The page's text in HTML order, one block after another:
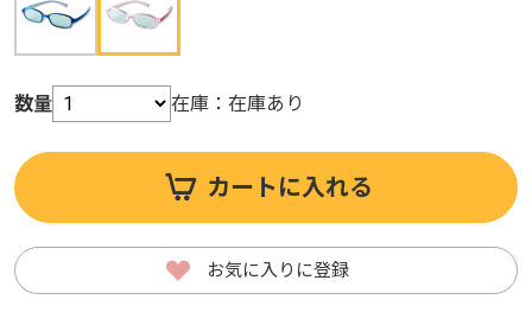
数量 在庫： 在庫あり
カートに入れる
お気に入りに登録
数量 在庫： 在庫あり
カートに入れる
お気に入りに登録